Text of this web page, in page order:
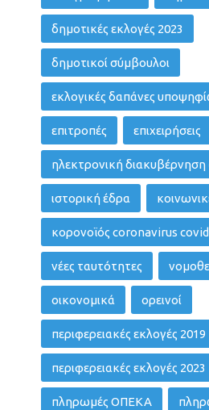
δημοτικές εκλογές 2023
δημοτικοί σύμβουλοι
εκλογικές δαπάνες
επιτροπές επιχειρήσεις
ηλεκτρονική
ιστορική έδρα
κορονοϊός coronavirus
νέες ταυτότητες
οικονομικά ορεινοί
περιφερειακές εκλογές 2019
περιφερειακές εκλογές 2023
πληρωμές ΟΠΕΚΑ